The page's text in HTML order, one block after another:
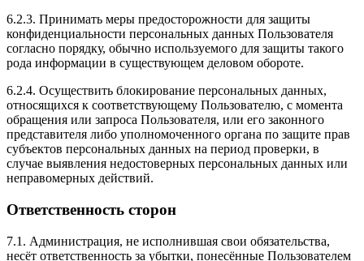
6.2.3. Принимать меры предосторожности для защиты
конфиденциальности персональных данных Пользователя
согласно порядку, обычно используемого для защиты такого
рода информации в существующем деловом обороте.
6.2.4. Осуществить блокирование персональных данных,
относящихся к соответствующему Пользователю, с момента
обращения или запроса Пользователя, или его законного
представителя либо уполномоченного органа по защите прав
субъектов персональных данных на период проверки, в
случае выявления недостоверных персональных данных или
неправомерных действий.
Ответственность сторон
7.1. Администрация, не исполнившая свои обязательства,
несёт ответственность за убытки, понесённые Пользователем